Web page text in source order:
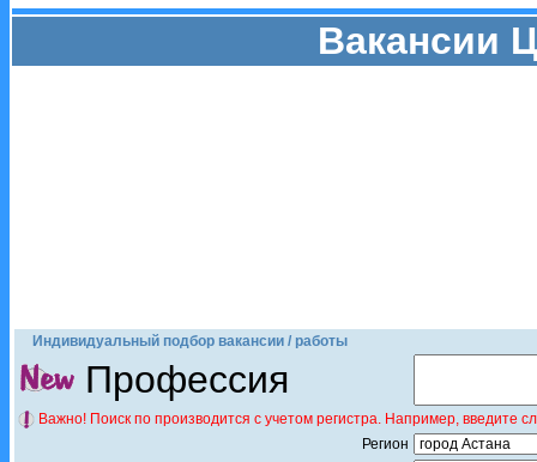
Вакансии
Индивидуальный подбор вакансии / работы
Профессия
Важно! Поиск по производится с учетом регистра. Например,
Регион